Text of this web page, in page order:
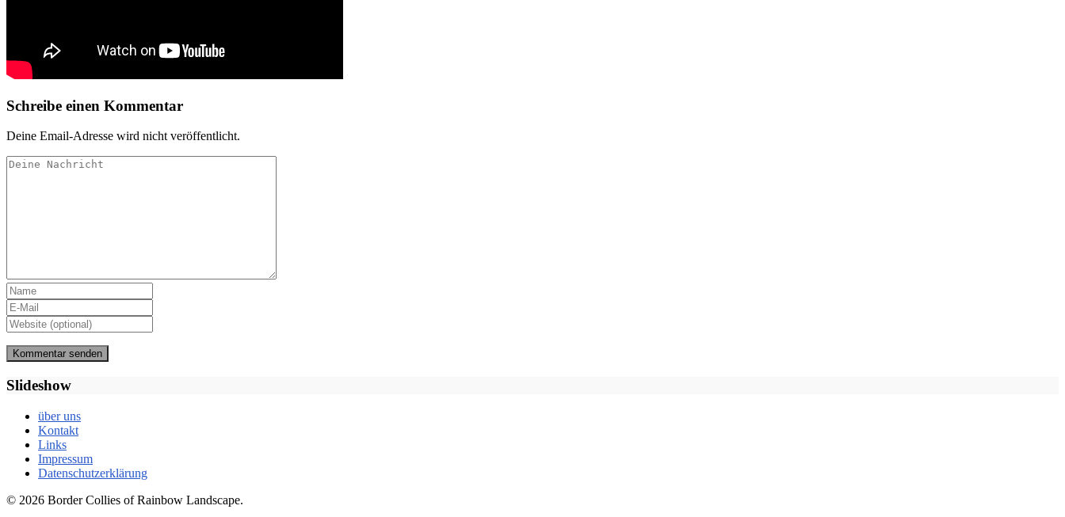
Schreibe einen Kommentar
Deine Email-Adresse wird nicht veröffentlicht.
Slideshow
über uns
Kontakt
Links
Impressum
Datenschutzerklärung
© 2026 Border Collies of Rainbow Landscape.